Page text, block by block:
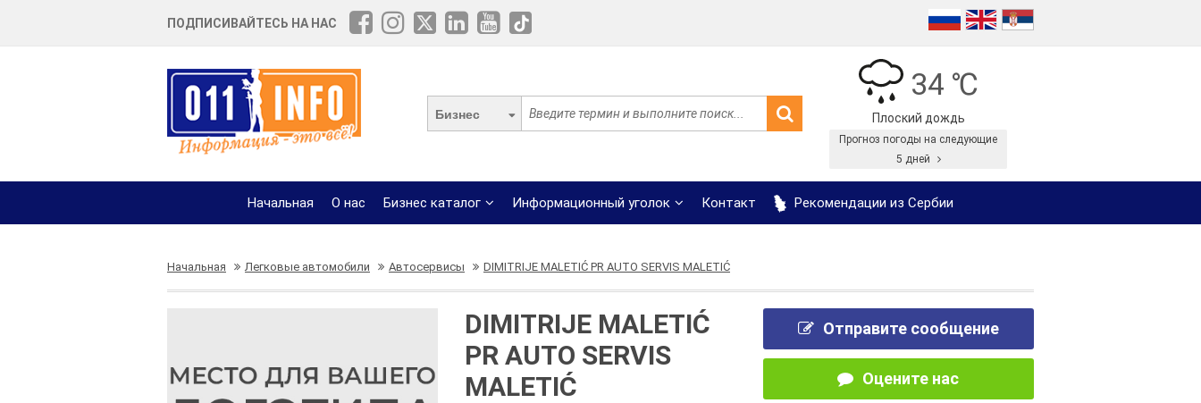
ПОДПИСИВАЙТЕСЬ НА НАС
Бизнес
34 ℃
Плоский дождь
Прогноз погоды на следующие
5 дней
Начальная О нас Бизнес каталог Информационный уголок Контакт Рекомендации из Сербии
Начальная Легковые автомобили Автосервисы DIMITRIJE MALETIĆ PR AUTO SERVIS MALETIĆ
DIMITRIJE MALETIĆ
PR AUTO SERVIS
MALETIĆ
Отправите сообщение
Оцените нас